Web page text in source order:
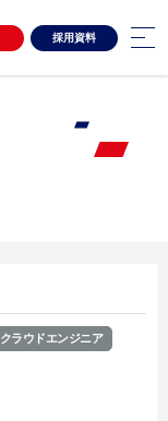
採用資料
クラウドエンジニア